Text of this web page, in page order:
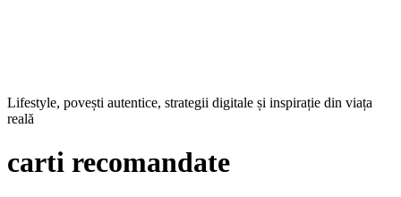
Lifestyle, povești autentice, strategii digitale și inspirație din viața
reală
carti recomandate